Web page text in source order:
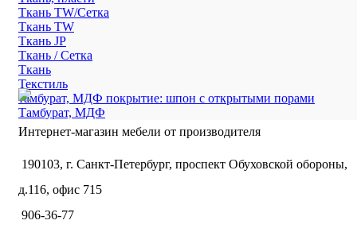
Ткань TW/Сетка
Ткань TW
Ткань JP
Ткань / Сетка
Ткань
Текстиль
тамбурат, МДФ покрытие: шпон с открытыми порами
Тамбурат, МДФ
Интернет-магазин мебели от производителя
190103, г. Санкт-Петербург, проспект Обуховской обороны,
д.116, офис 715
906-36-77